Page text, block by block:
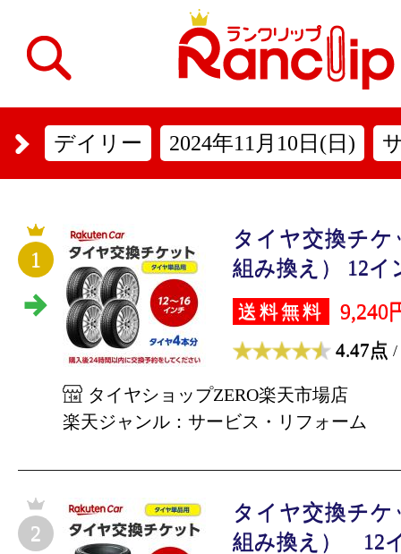
デイリー 2024年11月10日(日)
1
タイヤ交換チ
組み換え） 12イ
送料無料 9,240
4.47点 /
タイヤショップZERO楽天市場店
楽天ジャンル：サービス・リフォーム
2
タイヤ交換チ
組み換え） 12